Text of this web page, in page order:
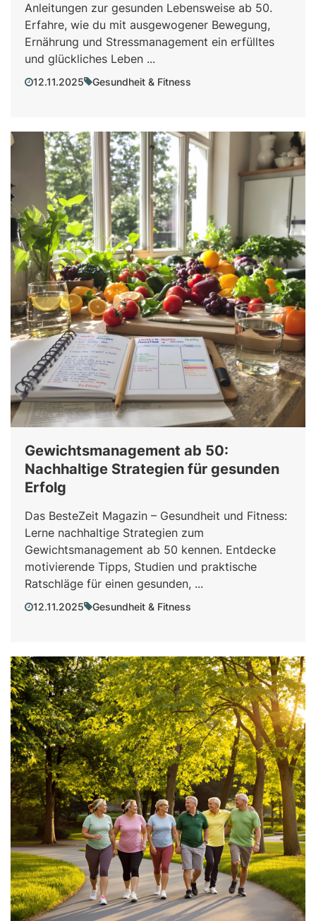
Anleitungen zur gesunden Lebensweise ab 50.
Erfahre, wie du mit ausgewogener Bewegung,
Ernährung und Stressmanagement ein erfülltes
und glückliches Leben ...
12.11.2025 Gesundheit & Fitness
Gewichtsmanagement ab 50:
Nachhaltige Strategien für gesunden
Erfolg
Das BesteZeit Magazin – Gesundheit und Fitness:
Lerne nachhaltige Strategien zum
Gewichtsmanagement ab 50 kennen. Entdecke
motivierende Tipps, Studien und praktische
Ratschläge für einen gesunden, ...
12.11.2025 Gesundheit & Fitness